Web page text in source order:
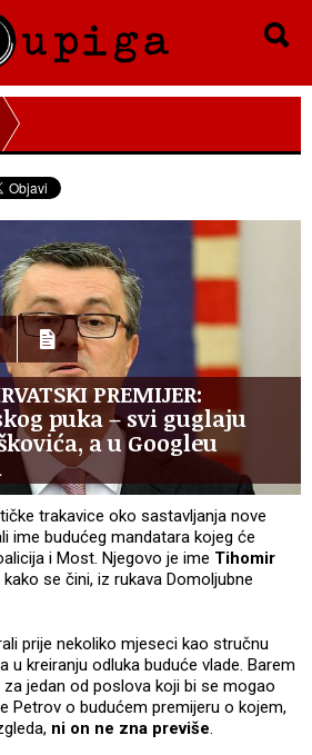
PREMIJER:
puka – svi guglaju
a u Googleu
trakavice oko sastavljanja nove
ime budućeg mandatara kojeg će
i Most. Njegovo je ime Tihomir
kako se čini, iz rukava Domoljubne
prije nekoliko mjeseci kao stručnu
u kreiranju odluka buduće vlade. Barem
jedan od poslova koji bi se mogao
Petrov o budućem premijeru o kojem,
ni on ne zna previše.